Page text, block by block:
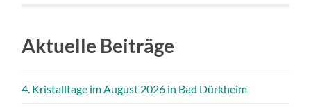
Aktuelle Beiträge
4. Kristalltage im August 2026 in Bad Dürkheim